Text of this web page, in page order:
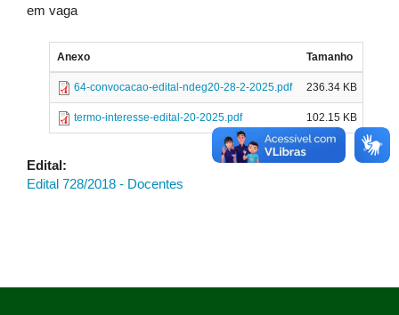
em vaga
Anexo Tamanho
64-convocacao-edital-ndeg20-28-2-2025.pdf 236.34 KB
termo-interesse-edital-20-2025.pdf 102.15 KB
Edital:
Edital 728/2018 - Docentes